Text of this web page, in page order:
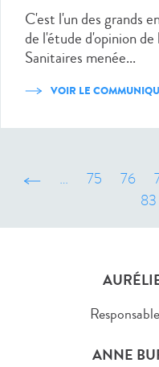
C'est l'un des grands
de l'étude d'opinion
Sanitaires menée...
VOIR LE
‹ précédent
… 75 76
83
ANNE